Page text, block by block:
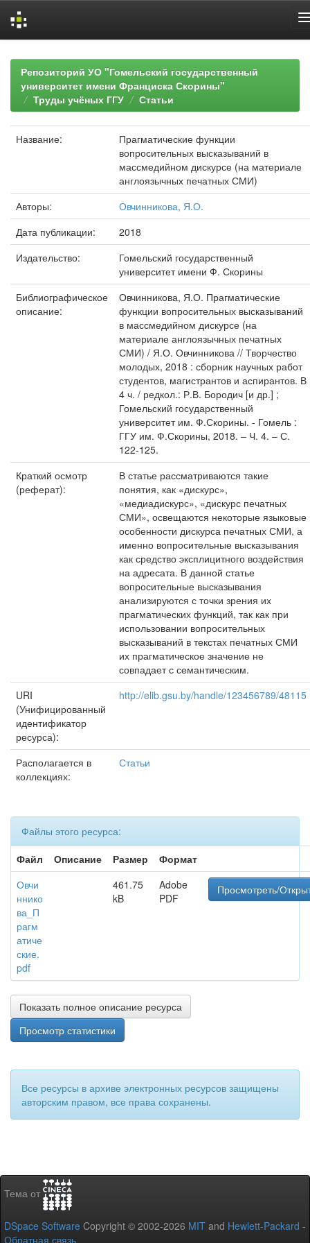
navigationРепозиторий УО "Гомельский государственный
университет имени Франциска Скорины"
Труды учёных ГГУ
Статьи
Название:
Прагматические функции
вопросительных высказываний в
массмедийном дискурсе (на материале
англоязычных печатных СМИ)
Авторы:
Овчинникова, Я.О.
Дата публикации:
2018
Издательство:
Гомельский государственный
университет имени Ф. Скорины
Библиографическое
описание:
Овчинникова, Я.О. Прагматические
функции вопросительных высказываний
в массмедийном дискурсе (на
материале англоязычных печатных
СМИ) / Я.О. Овчинникова // Творчество
молодых, 2018 : сборник научных работ
студентов, магистрантов и аспирантов. В
4 ч. / редкол.: Р.В. Бородич [и др.] ;
Гомельский государственный
университет им. Ф.Скорины. - Гомель :
ГГУ им. Ф.Скорины, 2018. – Ч. 4. – С.
122-125.
Краткий осмотр
(реферат):
В статье рассматриваются такие
понятия, как «дискурс»,
«медиадискурс», «дискурс печатных
СМИ», освещаются некоторые языковые
особенности дискурса печатных СМИ, а
именно вопросительные высказывания
как средство эксплицитного воздействия
на адресата. В данной статье
вопросительные высказывания
анализируются с точки зрения их
прагматических функций, так как при
использовании вопросительных
высказываний в текстах печатных СМИ
их прагматическое значение не
совпадает с семантическим.
URI
(Унифицированный
идентификатор
ресурса):
http://elib.gsu.by/handle/123456789/48115
Располагается в
коллекциях:
Статьи
Файлы этого ресурса:
Файл
Описание Размер
Формат
Овчи
ннико
ва_П
рагм
атиче
ские.
pdf
461.75
kB
Adobe
PDF
Просмотреть/
Показать полное описание ресурса
Просмотр статистики
Все ресурсы в архиве электронных ресурсов защищены
авторским правом, все права сохранены.
Тема от
DSpace Software Copyright © 2002-2026 MIT and Hewlett-Packard -
Обратная связь